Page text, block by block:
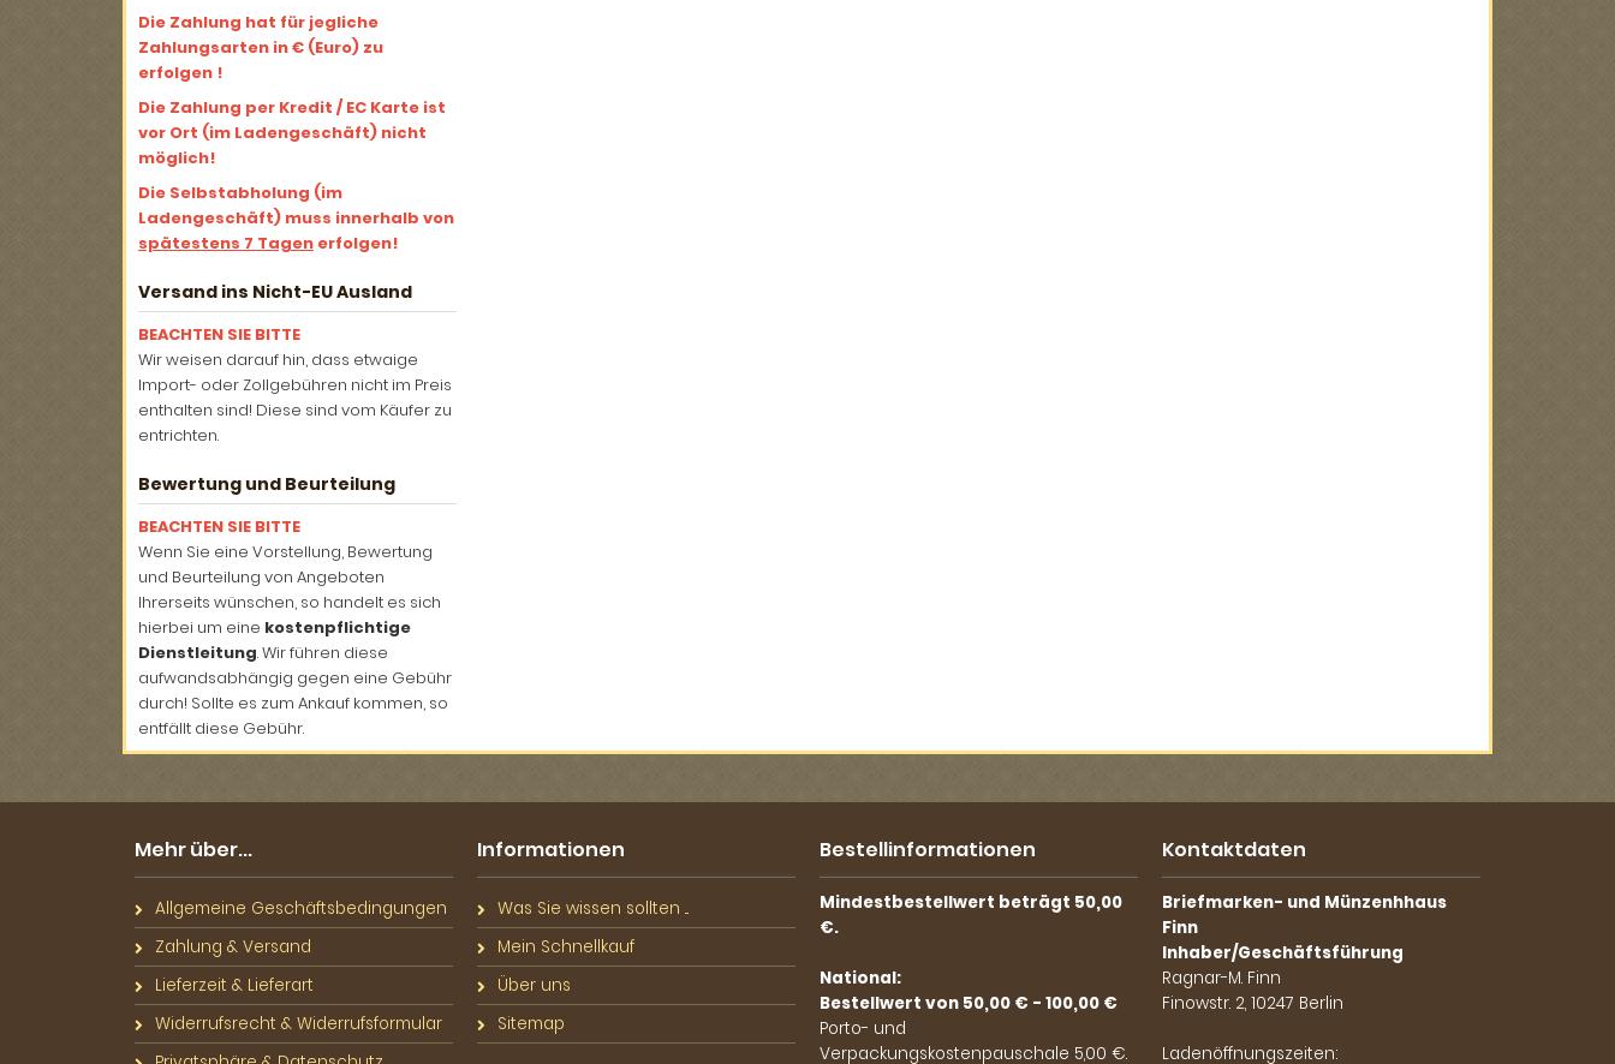
Die Zahlung hat für jegliche
Zahlungsarten in € (Euro) zu
erfolgen !
Die Zahlung per Kredit / EC Karte ist
vor Ort (im Ladengeschäft) nicht
möglich!
Die Selbstabholung (im
Ladengeschäft) muss innerhalb von
spätestens 7 Tagen erfolgen!
Versand ins Nicht-EU Ausland
BEACHTEN SIE BITTE
Wir weisen darauf hin, dass etwaige
Import- oder Zollgebühren nicht im Preis
enthalten sind! Diese sind vom Käufer zu
entrichten.
Bewertung und Beurteilung
BEACHTEN SIE BITTE
Wenn Sie eine Vorstellung, Bewertung
und Beurteilung von Angeboten
Ihrerseits wünschen, so handelt es sich
hierbei um eine kostenpflichtige
Dienstleitung. Wir führen diese
aufwandsabhängig gegen eine Gebühr
durch! Sollte es zum Ankauf kommen, so
entfällt diese Gebühr.
Mehr über...
Allgemeine Geschäftsbedingungen
Zahlung & Versand
Lieferzeit & Lieferart
Widerrufsrecht & Widerrufsformular
Informationen
Was Sie wissen sollten ...
Mein Schnellkauf
Über uns
Sitemap
Bestellinformationen
Mindestbestellwert beträgt 50,00
€.
National:
Bestellwert von 50,00 € - 100,00 €
Porto- und
Verpackungskostenpauschale 5,00 €.
Kontaktdaten
Briefmarken- und Münzenhhaus
Finn
Inhaber/Geschäftsführung
Ragnar-M. Finn
Finowstr. 2, 10247 Berlin
Ladenöffnungszeiten: